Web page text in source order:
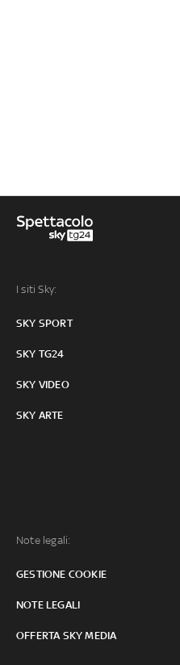
I siti Sky:
SKY SPORT
SKY TG24
SKY VIDEO
SKY ARTE
Note legali:
GESTIONE COOKIE
NOTE LEGALI
OFFERTA SKY MEDIA